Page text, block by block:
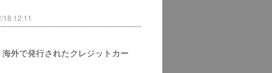
12:11
外で発行されたクレジットカー